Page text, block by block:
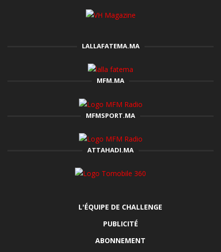
LALLAFATEMA.MA
MFM.MA
MFMSPORT.MA
ATTAHADI.MA
L'ÉQUIPE DE CHALLENGE
PUBLICITÉ
ABONNEMENT